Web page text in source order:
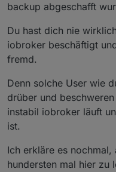
backup abgeschafft
Du hast dich nie
iobroker beschäftigt
fremd.
Denn solche User wie
drüber und
instabil iobroker läuft
ist.
Ich erkläre es
hundersten mal hier zu